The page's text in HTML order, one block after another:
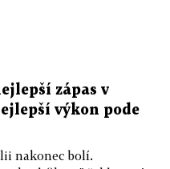
zápas v
výkon pode
nakonec bolí.